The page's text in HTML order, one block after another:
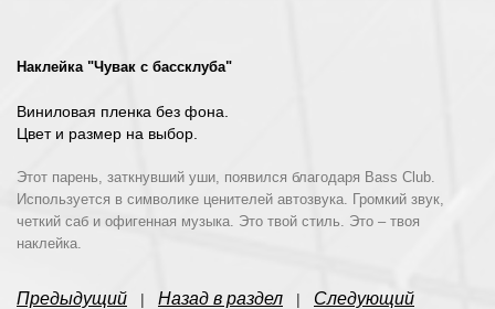
Наклейка "Чувак с бассклуба"
Виниловая пленка без фона.
Цвет и размер на выбор.
Этот парень, заткнувший уши, появился благодаря Bass Club
Используется в символике ценителей автозвука. Громкий звук,
четкий саб и офигенная музыка. Это твой стиль. Это – твоя
наклейка.
Предыдущий | Назад в раздел | Следующий